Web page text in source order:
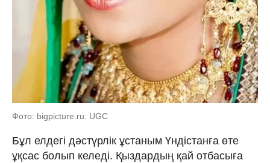
Фото: bigpicture.ru: UGC
Бұл елдегі дәстүрлік ұстаным Үндістанға өте
ұқсас болып келеді. Қыздардың қай отбасыға